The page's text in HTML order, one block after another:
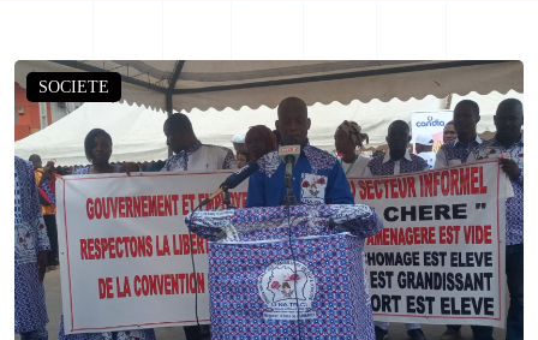
SOCIETE